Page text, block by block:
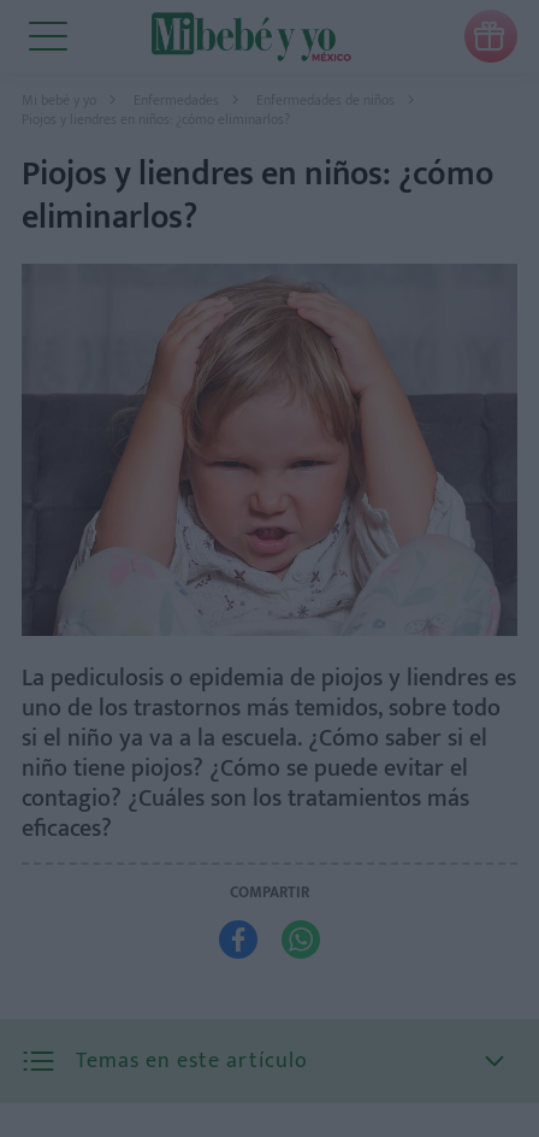

Mi bebé y yo Enfermedades
Enfermedades de niños
Piojos y liendres en niños: ¿cómo eliminarlos?
Piojos y liendres en niños: ¿cómo
eliminarlos?
La pediculosis o epidemia de piojos y liendres es
uno de los trastornos más temidos, sobre todo
si el niño ya va a la escuela. ¿Cómo saber si el
niño tiene piojos? ¿Cómo se puede evitar el
contagio? ¿Cuáles son los tratamientos más
eficaces?
COMPARTIR
 
Temas en este artículo